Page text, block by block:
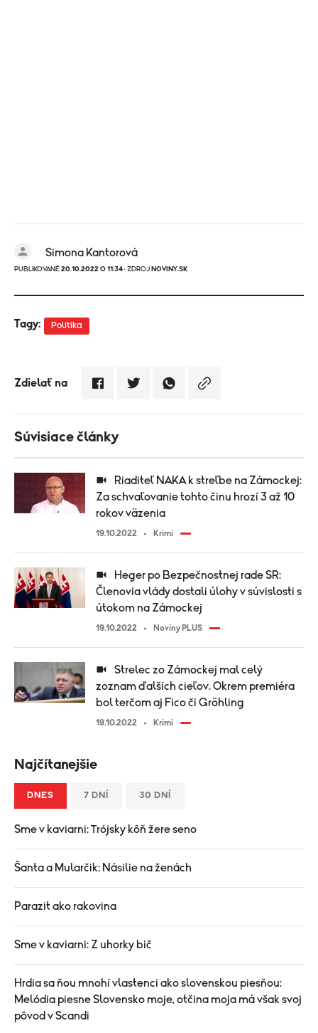
Simona Kantorová
PUBLIKOVANÉ 20.10.2022 O 11:34 · ZDROJ NOVINY.SK
Tagy: Politika
Zdielať na
Súvisiace články
Za schvaľovanie tohto činu hrozí 3 až 10
rokov väzenia
19.10.2022 Krimi
Členovia vlády dostali úlohy v súvislosti s
útokom na Zámockej
19.10.2022 Noviny PLUS
zoznam ďalších cieľov. Okrem premiéra
bol terčom aj Fico či Gröhling
19.10.2022 Krimi
Najčítanejšie
DNES 7 DNÍ 30 DNÍ
Sme v kaviarni: Trójsky kôň žere seno
Šanta a Mularčik: Násilie na ženách
Parazit ako rakovina
Sme v kaviarni: Z uhorky bič
Hrdia sa ňou mnohí vlastenci ako slovenskou piesňou:
Melódia piesne Slovensko moje, otčina moja má však svoj
pôvod v Scandi